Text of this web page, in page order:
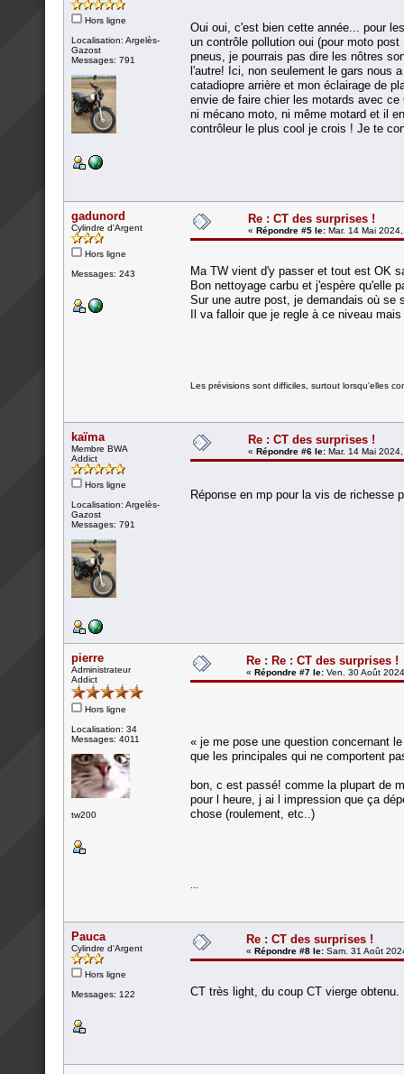
Hors ligne
Localisation: Argelès-
Gazost
Messages: 791
Oui oui, c'est bien cette année... pour
un contrôle pollution oui (pour moto
pneus, je pourrais pas dire les nôtres
l'autre! Ici, non seulement le gars nous
catadiopre arrière et mon éclairage de
envie de faire chier les motards avec
ni mécano moto, ni même motard et il
contrôleur le plus cool je crois ! Je te
gadunord
Cylindre d'Argent
Hors ligne
Messages: 243
Re : CT des surprises !
« Répondre #5 le: Mar. 14 Mai
Ma TW vient d'y passer et tout est OK
Bon nettoyage carbu et j'espère qu'elle
Sur une autre post, je demandais où se
Il va falloir que je regle à ce niveau
Les prévisions sont difficiles, surtout lorsqu'elles
kaïma
Membre BWA
Addict
Hors ligne
Localisation: Argelès-
Gazost
Messages: 791
Re : CT des surprises !
« Répondre #6 le: Mar. 14 Mai
Réponse en mp pour la vis de
pierre
Administrateur
Addict
Hors ligne
Localisation: 34
Messages: 4011
tw200
Re : Re : CT des surprises !
« Répondre #7 le: Ven. 30 Août
« je me pose une question concernant
que les principales qui ne comportent
bon, c est passé! comme la plupart de
pour l heure, j ai l impression que ça
chose (roulement, etc..)
Pauca
Cylindre d'Argent
Hors ligne
Messages: 122
Re : CT des surprises !
« Répondre #8 le: Sam. 31 Août
CT très light, du coup CT vierge obtenu.